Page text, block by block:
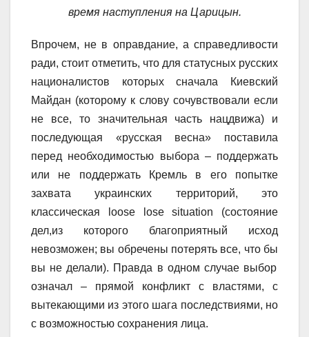
время наступления на Царицын.
Впрочем, не в оправдание, а справедливости
ради, стоит отметить, что для статусных русских
националистов которых сначала Киевский
Майдан (которому к слову сочувствовали если
не все, то значительная часть нацдвижа) и
последующая «русская весна» поставила
перед необходимостью выбора – поддержать
или не поддержать Кремль в его попытке
захвата украинских территорий, это
классическая
loose lose situation (состояние
дел,из которого благоприятный исход
невозможен; вы обречены потерять все, что бы
вы не делали). Правда в одном случае выбор
означал – прямой конфликт с властями, с
вытекающими из этого шага последствиями, но
с возможностью сохранения лица.